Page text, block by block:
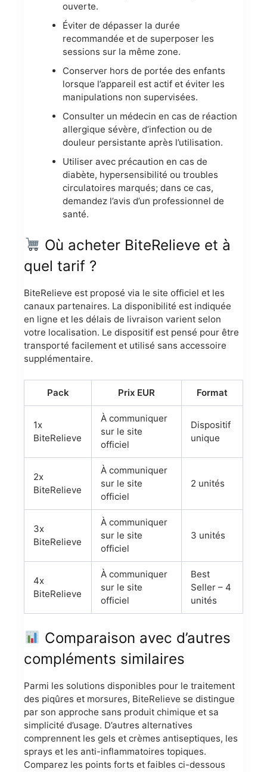
ouverte.
Éviter de dépasser la durée
recommandée et de superposer les
sessions sur la même zone.
Conserver hors de portée des enfants
lorsque l’appareil est actif et éviter les
manipulations non supervisées.
Consulter un médecin en cas de réaction
allergique sévère, d’infection ou de
douleur persistante après l’utilisation.
Utiliser avec précaution en cas de
diabète, hypersensibilité ou troubles
circulatoires marqués; dans ce cas,
demandez l’avis d’un professionnel de
santé.
Où acheter BiteRelieve et à
quel tarif ?
BiteRelieve est proposé via le site officiel et les
canaux partenaires. La disponibilité est indiquée
en ligne et les délais de livraison varient selon
votre localisation. Le dispositif est pensé pour être
transporté facilement et utilisé sans accessoire
supplémentaire.
Pack Prix EUR Format
1x
BiteRelieve
À communiquer
sur le site
officiel
Dispositif
unique
2x
BiteRelieve
À communiquer
sur le site
officiel
2 unités
3x
BiteRelieve
À communiquer
sur le site
officiel
3 unités
4x
BiteRelieve
À communiquer
sur le site
officiel
Best
Seller – 4
unités
Comparaison avec d’autres
compléments similaires
Parmi les solutions disponibles pour le traitement
des piqûres et morsures, BiteRelieve se distingue
par son approche sans produit chimique et sa
simplicité d’usage. D’autres alternatives
comprennent les gels et crèmes antiseptiques, les
sprays et les anti-inflammatoires topiques.
Comparez les points forts et faibles ci-dessous